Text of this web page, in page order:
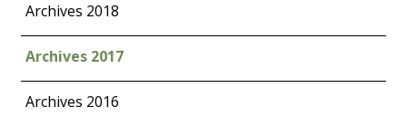
Archives 2018
Archives 2017
Archives 2016